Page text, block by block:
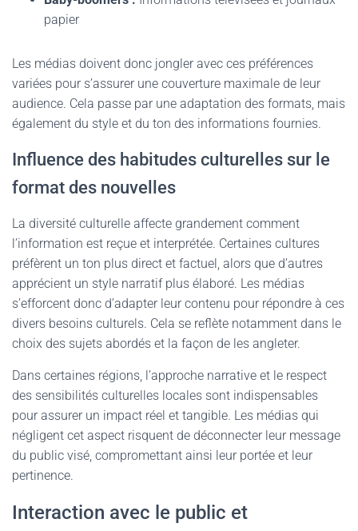
papier
Les médias doivent donc jongler avec ces préférences
variées pour s’assurer une couverture maximale de leur
audience. Cela passe par une adaptation des formats, mais
également du style et du ton des informations fournies.
Influence des habitudes culturelles sur le
format des nouvelles
La diversité culturelle affecte grandement comment
l’information est reçue et interprétée. Certaines cultures
préfèrent un ton plus direct et factuel, alors que d’autres
apprécient un style narratif plus élaboré. Les médias
s’efforcent donc d’adapter leur contenu pour répondre à ces
divers besoins culturels. Cela se reflète notamment dans le
choix des sujets abordés et la façon de les angleter.
Dans certaines régions, l’approche narrative et le respect
des sensibilités culturelles locales sont indispensables
pour assurer un impact réel et tangible. Les médias qui
négligent cet aspect risquent de déconnecter leur message
du public visé, compromettant ainsi leur portée et leur
pertinence.
Interaction avec le public et